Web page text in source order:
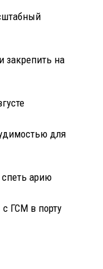
закрепить на
для
арию
ГСМ в порту